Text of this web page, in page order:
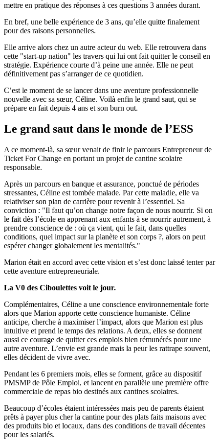
mettre en pratique des réponses à ces questions 3 années durant.
En bref, une belle expérience de 3 ans, qu’elle quitte finalement
pour des raisons personnelles.
Elle arrive alors chez un autre acteur du web. Elle retrouvera dans
cette "start-up nation" les travers qui lui ont fait quitter le conseil en
stratégie. Expérience courte d’à peine une année. Elle ne peut
définitivement pas s’arranger de ce quotidien.
C’est le moment de se lancer dans une aventure professionnelle
nouvelle avec sa sœur, Céline. Voilà enfin le grand saut, qui se
prépare en fait depuis 4 ans et son burn out.
Le grand saut dans le monde de l’ESS
A ce moment-là, sa sœur venait de finir le parcours Entrepreneur de
Ticket For Change en portant un projet de cantine scolaire
responsable.
Après un parcours en banque et assurance, ponctué de périodes
stressantes, Céline est tombée malade. Par cette maladie, elle va
relativiser son plan de carrière pour revenir à l’essentiel. Sa
conviction : "Il faut qu’on change notre façon de nous nourrir. Si on
le fait dès l’école en apprenant aux enfants à se nourrir autrement, à
prendre conscience de : où ça vient, qui le fait, dans quelles
conditions, quel impact sur la planète et son corps ?, alors on peut
espérer changer globalement les mentalités."
Marion était en accord avec cette vision et s’est donc laissé tenter par
cette aventure entrepreneuriale.
La V0 des Ciboulettes voit le jour.
Complémentaires, Céline a une conscience environnementale forte
alors que Marion apporte cette conscience humaniste. Céline
anticipe, cherche à maximiser l’impact, alors que Marion est plus
intuitive et prend le temps des relations. A deux, elles se donnent
aussi ce courage de quitter ces emplois bien rémunérés pour une
autre aventure. L’envie est grande mais la peur les rattrape souvent,
elles décident de vivre avec.
Pendant les 6 premiers mois, elles se forment, grâce au dispositif
PMSMP de Pôle Emploi, et lancent en parallèle une première offre
commerciale de repas bio destinés aux cantines scolaires.
Beaucoup d’écoles étaient intéressées mais peu de parents étaient
prêts à payer plus cher la cantine pour des plats faits maisons avec
des produits bio et locaux, dans des conditions de travail décentes
pour les salariés.